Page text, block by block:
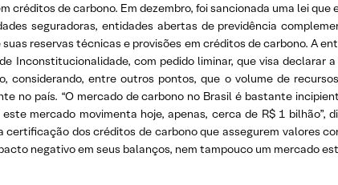
créditos de carbono. Em dezembro, foi sancionada uma lei
seguradoras, entidades abertas de previdência
suas reservas técnicas e provisões em créditos de carbono. A
Inconstitucionalidade, com pedido liminar, que visa
considerando, entre outros pontos, que o volume de
no país. “O mercado de carbono no Brasil é bastante
mercado movimenta hoje, apenas, cerca de R$ 1 bilhão”,
certificação dos créditos de carbono que assegurem valores
negativo em seus balanços, nem tampouco um mercado